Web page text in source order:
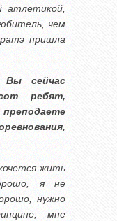
атлетикой,
чем
пришла
Вы сейчас
ребят,
жить
я не
нужно
мне